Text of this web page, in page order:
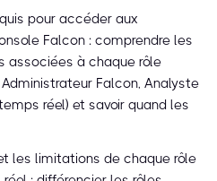
pour accéder aux
Falcon : comprendre les
associées à chaque rôle
Falcon, Analyste
réel) et savoir quand les
les limitations de chaque rôle